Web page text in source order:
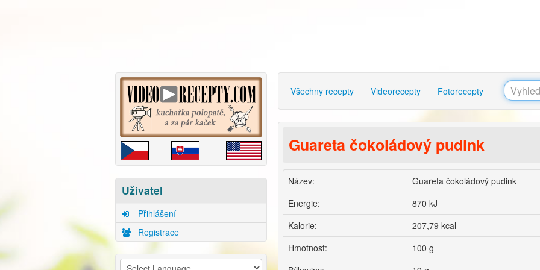
Uživatel
Přihlášení
Registrace
Všechny recepty Videorecepty Fotorecepty
Guareta čokoládový pudink
Název:
Guareta čokoládový pudink
Energie:
870 kJ
Kalorie:
207,79 kcal
Hmotnost:
100 g